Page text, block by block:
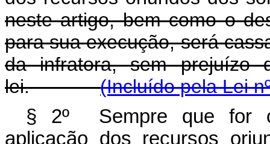
neste artigo, bem como o
para sua execução, será
da infratora, sem prejuízo
lei.(Incluído pela Lei
§ 2º Sempre que for
aplicação dos recursos